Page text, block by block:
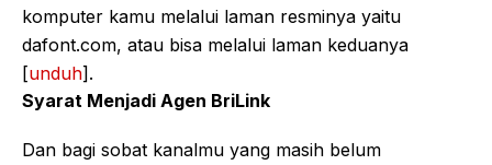
komputer kamu melalui laman resminya yaitu
dafont.com, atau bisa melalui laman keduanya
[unduh].
Syarat Menjadi Agen BriLink
Dan bagi sobat kanalmu yang masih belum